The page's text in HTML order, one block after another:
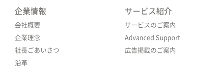
企業情報
会社概要
企業理念
社長ごあいさつ
沿革
サービス紹介
サービスのご案内
Advanced Support
広告掲載のご案内